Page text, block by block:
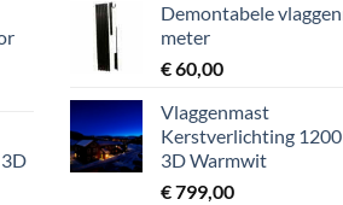
Demontabele
meter
€60,00
Vlaggenmast
Kerstverlichting 1200
3D Warmwit
€799,00